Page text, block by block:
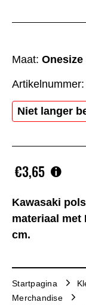
Kawasaki
materiaal met
cm.
€3,65
Maat: Onesize
Niet langer
Artikelnummer:
Startpagina
Merchandise